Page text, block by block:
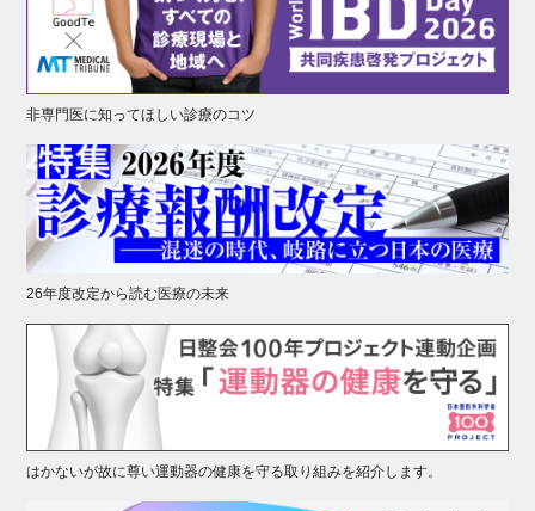
非専門医に知ってほしい診療のコツ
26年度改定から読む医療の未来
はかないが故に尊い運動器の健康を守る取り組みを紹介します。